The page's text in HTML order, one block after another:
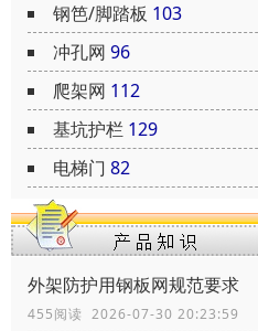
钢笆/脚踏板 103
冲孔网 96
爬架网 112
基坑护栏 129
电梯门 82
外架防护用钢板网规范要求
455阅读 2026-07-30 20:23:59